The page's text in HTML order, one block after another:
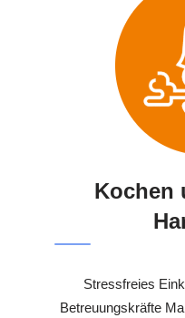
Kochen
Stressfreies
Betreuungskräfte